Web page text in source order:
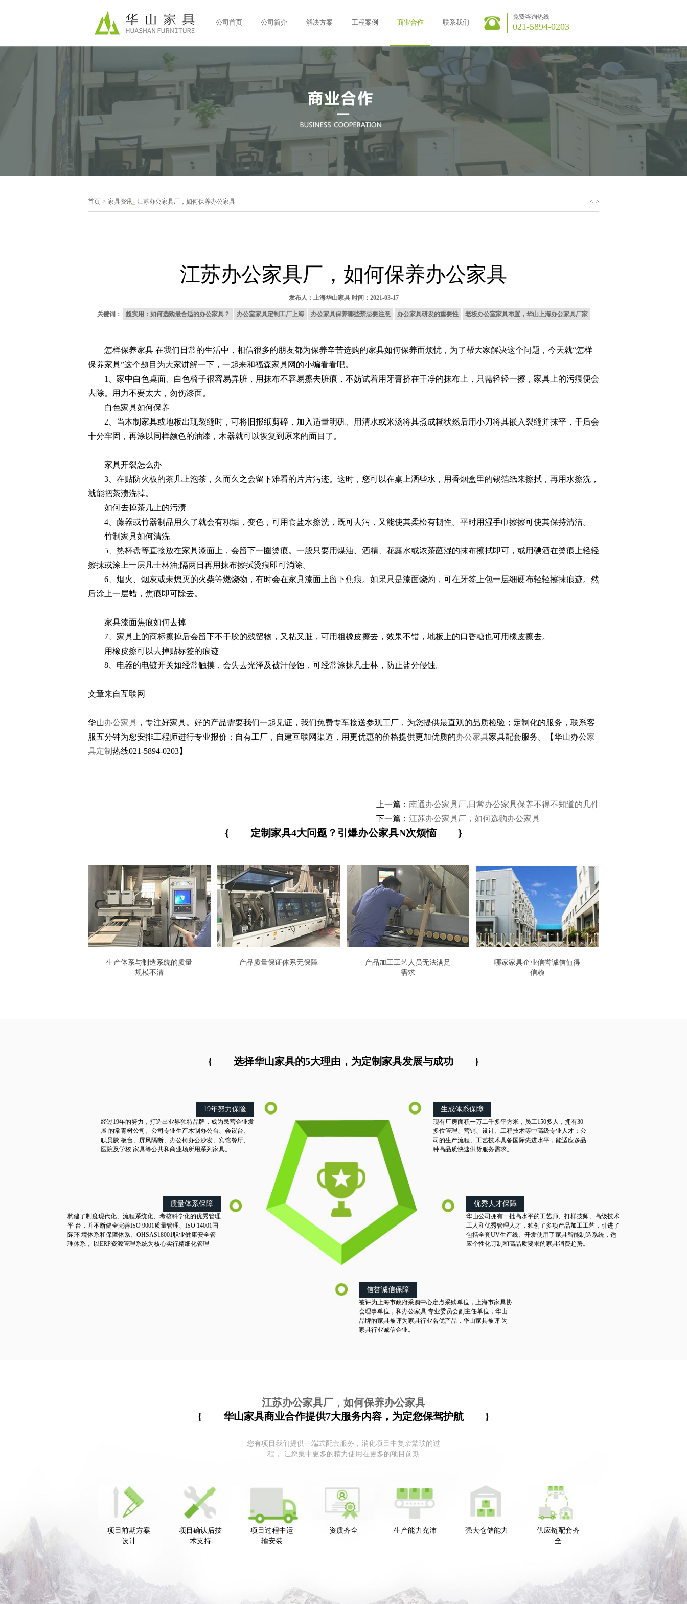
公司首页 公司简介 解决方案 工程案例 商业合作 联系我们
免费咨询热线
021-5894-0203
首页 > 家具资讯 江苏办公家具厂，如何保养办公家具 < >
江苏办公家具厂，如何保养办公家具
发布人： 上海华山家具时间：2021-03-17
关键词： 超实用：如何选购最合适的办公家具？ 办公室家具定制工厂上海 办公家具保养哪些禁忌要注意 办公家具研发的重要性 老板办公室家具布置，华山上海办公家具厂家
怎样保养家具 在我们日常的生活中，相信很多的朋友都为保养辛苦选购的家具如何保养而烦忧，为了帮大家解决这个问题，今天就“怎样
保养家具”这个题目为大家讲解一下，一起来和福森家具网的小编看看吧。
1、家中白色桌面、白色椅子很容易弄脏，用抹布不容易擦去脏痕，不妨试着用牙膏挤在干净的抹布上，只需轻轻一擦，家具上的污痕便会
去除。用力不要太大，勿伤漆面。
白色家具如何保养
2、当木制家具或地板出现裂缝时，可将旧报纸剪碎，加入适量明矾、用清水或米汤将其煮成糊状然后用小刀将其嵌入裂缝并抹平，干后会
十分牢固，再涂以同样颜色的油漆，木器就可以恢复到原来的面目了。
家具开裂怎么办
3、在贴防火板的茶几上泡茶，久而久之会留下难看的片片污迹。这时，您可以在桌上洒些水，用香烟盒里的锡箔纸来擦拭，再用水擦洗，
就能把茶渍洗掉。
如何去掉茶几上的污渍
4、藤器或竹器制品用久了就会有积垢，变色，可用食盐水擦洗，既可去污，又能使其柔松有韧性。平时用湿手巾擦擦可使其保持清洁。
竹制家具如何清洗
5、热杯盘等直接放在家具漆面上，会留下一圈烫痕。一般只要用煤油、酒精、花露水或浓茶蘸湿的抹布擦拭即可，或用碘酒在烫痕上轻轻
擦抹或涂上一层凡士林油;隔两日再用抹布擦拭烫痕即可消除。
6、烟火、烟灰或未熄灭的火柴等燃烧物，有时会在家具漆面上留下焦痕。如果只是漆面烧灼，可在牙签上包一层细硬布轻轻擦抹痕迹。然
后涂上一层蜡，焦痕即可除去。
家具漆面焦痕如何去掉
7、家具上的商标擦掉后会留下不干胶的残留物，又粘又脏，可用粗橡皮擦去，效果不错，地板上的口香糖也可用橡皮擦去。
用橡皮擦可以去掉贴标签的痕迹
8、电器的电镀开关如经常触摸，会失去光泽及被汗侵蚀，可经常涂抹凡士林，防止盐分侵蚀。
文章来自互联网
华山办公家具 ，专注好家具。好的产品需要我们一起见证，我们免费专车接送参观工厂，为您提供最直观的品质检验；定制化的服务，联系客
服五分钟为您安排工程师进行专业报价；自有工厂，自建互联网渠道，用更优惠的价格提供更加优质的办公家具家具配套服务。【华山办公家
具定制 热线021-5894-0203】
上一篇： 南通办公家具厂,日常办公家具保养不得不知道的几件
下一篇： 江苏办公家具厂，如何选购办公家具
{ 定制家具4大问题？引爆办公家具N次烦恼 }
生产体系与制造系统的质量
规模不清
产品质量保证体系无保障
产品加工工艺人员无法满足
需求
哪家家具企业信誉诚信值得
信赖
{ 选择华山家具的5大理由，为定制家具发展与成功 }
19年努力保险
经过19年的努力，打造出业界独特品牌，成为民营企业发
展 的常青树公司。公司专业生产木制办公台、会议台、
职员胶 板台、屏风隔断、办公椅办公沙发、宾馆餐厅、
医院及学校 家具等公共和商业场所用系列家具。
质量体系保障
构建了制度现代化、流程系统化、考核科学化的优秀管理
平 台，并不断健全完善ISO 9001质量管理、ISO 14001国
际环 境体系和保障体系、OHSAS18001职业健康安全管
理体系， 以ERP资源管理系统为核心实行精细化管理
信誉诚信保障
被评为上海市政府采购中心定点采购单位，上海市家具协
会理事单位，和办公家具 专业委员会副主任单位，华山
品牌的家具被评为家具行业名优产品，华山家具被评 为
家具行业诚信企业。
优秀人才保障
华山公司拥有一批高水平的工艺师、打样技师、高级技术
工人和优秀管理人才，独创了多项产品加工工艺，引进了
包括全套UV生产线、开发使用了家具智能制造系统，适
应个性化订制和高品质要求的家具消费趋势。
生成体系保障
现有厂房面积一万二千多平方米，员工150多人，拥有30
多位管理、营销、设计、工程技术等中高级专业人才；公
司的生产流程、工艺技术具备国际先进水平，能适应多品
种高品质快速供货服务需求。
江苏办公家具厂，如何保养办公家具
{
华山家具商业合作提供7大服务内容，为定您保驾护航 }
您有项目我们提供一端式配套服务，消化项目中复杂繁琐的过
程， 让您集中更多的精力使用在更多的项目前期
项目前期方案
设计
项目确认后技
术支持
项目过程中运
输安装
资质齐全 生产能力充沛 强大仓储能力
供应链配套齐
全